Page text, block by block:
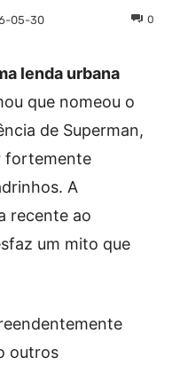
05-30 0
lenda urbana
que nomeou o
de Superman,
fortemente
A
recente ao
um mito que
outros